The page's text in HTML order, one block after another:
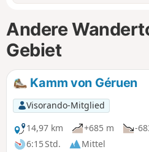
Andere
Gebiet
Kamm von Géruen
Visorando-Mitglied
14,97 km
+685 m
-
6:15 Std.
Mittel